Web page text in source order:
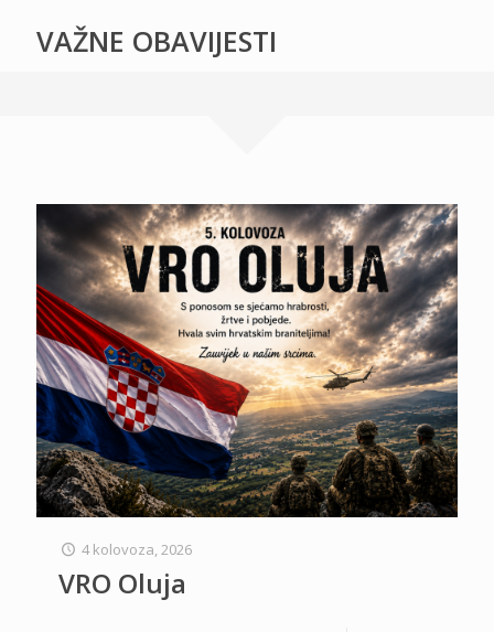
VAŽNE OBAVIJESTI
4 kolovoza, 2026
VRO Oluja